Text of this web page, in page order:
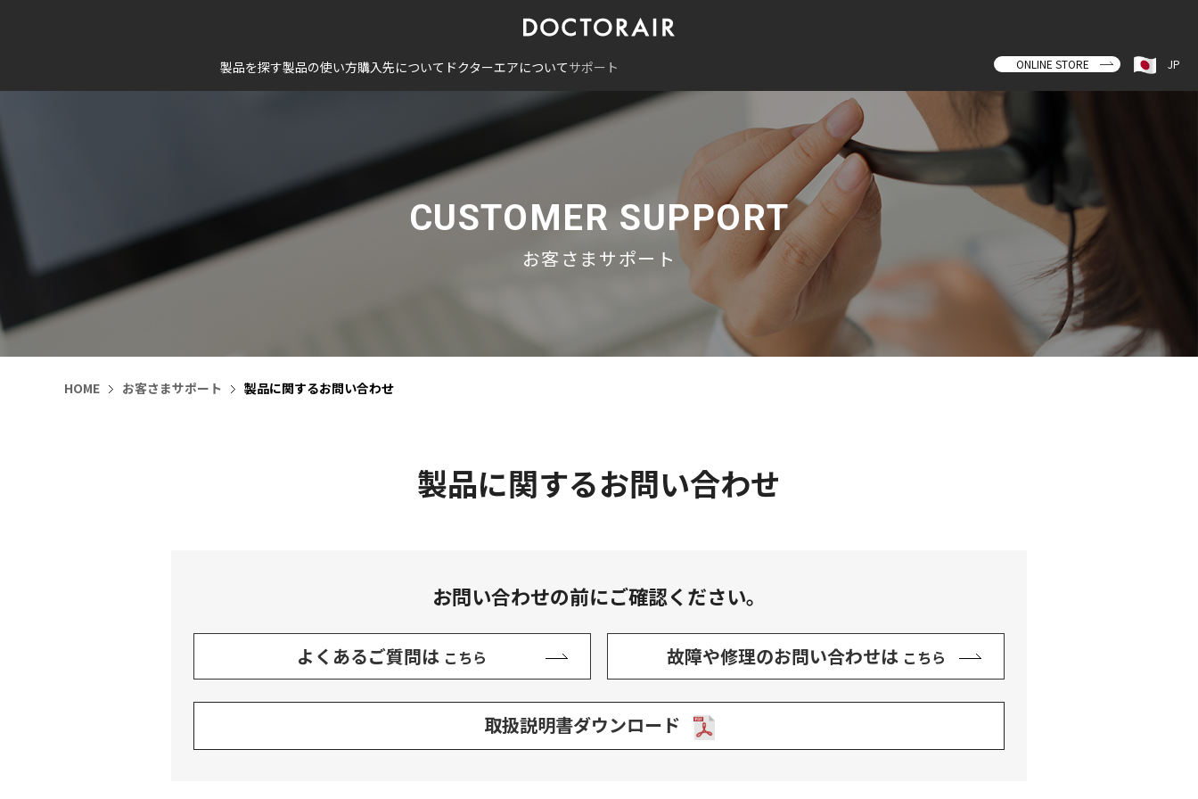
製品を探す製品の使い方購入先について ドクターエアについてサポート ONLINE STORE JP
CUSTOMER SUPPORT
お客さまサポート
HOME お客さまサポート 製品に関するお問い合わせ
製品に関するお問い合わせ
お問い合わせの前にご確認ください。
よくあるご質問は こちら 故障や修理のお問い合わせは こちら
取扱説明書ダウンロード